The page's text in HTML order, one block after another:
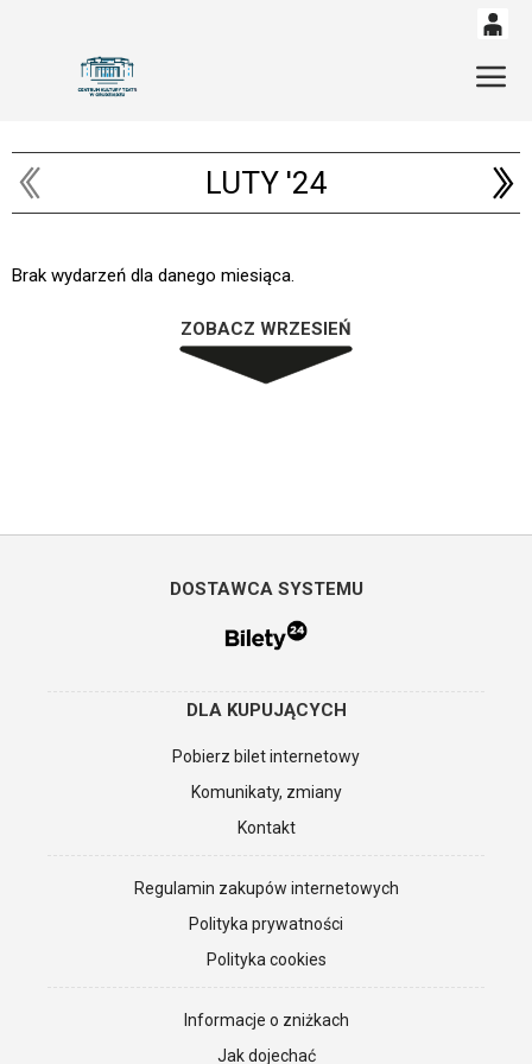
14 54
LUTY '24
Brak wydarzeń dla danego miesiąca.
ZOBACZ WRZESIEŃ
DOSTAWCA SYSTEMU
DLA KUPUJĄCYCH
Pobierz bilet internetowy
Komunikaty, zmiany
Kontakt
Regulamin zakupów internetowych
Polityka prywatności
Polityka cookies
Informacje o zniżkach
Jak dojechać